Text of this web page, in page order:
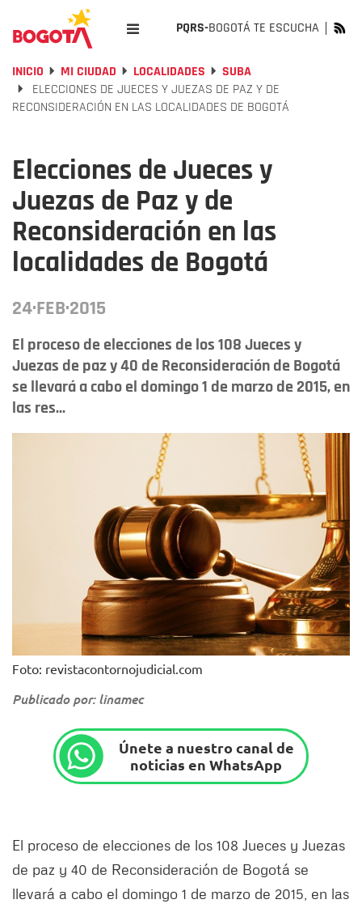
PQRS-BOGOTÁ TE ESCUCHA
INICIO MI CIUDAD LOCALIDADES
SUBA
ELECCIONES DE JUECES Y JUEZAS DE PAZ Y DE
RECONSIDERACIÓN EN LAS LOCALIDADES DE BOGOTÁ
Elecciones de Jueces y
Juezas de Paz y de
Reconsideración en las
localidades de Bogotá
24·FEB·2015
El proceso de elecciones de los 108 Jueces y
Juezas de paz y 40 de Reconsideración de Bogotá
se llevará a cabo el domingo 1 de marzo de 2015, en
las res...
Foto: revistacontornojudicial.com
Publicado por: linamec
Únete a nuestro canal de
noticias en WhatsApp
El proceso de elecciones de los 108 Jueces y Juezas
de paz y 40 de Reconsideración de Bogotá se
llevará a cabo el domingo 1 de marzo de 2015, en las